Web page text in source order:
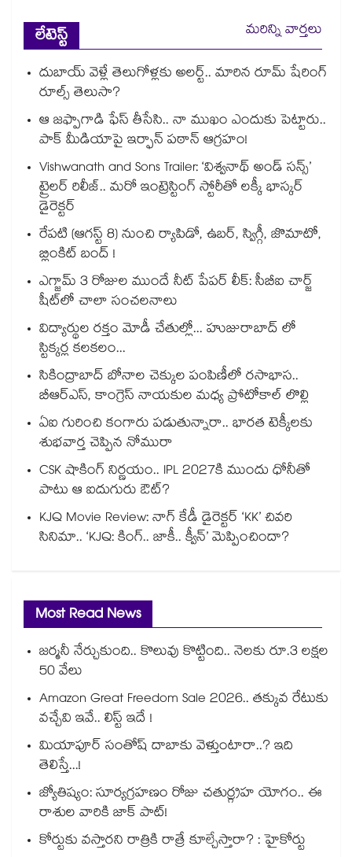
లేటెస్ట్
మరిన్ని వార్తలు
దుబాయ్ వెళ్లే తెలుగోళ్లకు అలర్ట్.. మారిన రూమ్ షేరింగ్‌
రూల్స్ తెలుసా?
ఆ జఫ్పాగాడి ఫేస్ తీసేసి.. నా ముఖం ఎందుకు పెట్టారు..
పాక్ మీడియాపై ఇర్ఫాన్ పఠాన్ ఆగ్రహం!
Vishwanath and Sons Trailer: ‘విశ్వనాథ్ అండ్ సన్స్’
ట్రైలర్ రిలీజ్.. మరో ఇంట్రెస్టింగ్ స్టోరీతో లక్కీ భాస్కర్
డైరెక్టర్
రేపటి (ఆగస్ట్ 8) నుంచి ర్యాపిడో, ఉబర్, స్విగ్గీ, జొమాటో,
బ్లింకిట్ బంద్ !
ఎగ్జామ్ 3 రోజుల ముందే నీట్ పేపర్ లీక్: సీబీఐ చార్జ్
షీట్‎లో చాలా సంచలనాలు
విద్యార్థుల రక్తం మోడీ చేతుల్లో... హుజురాబాద్ లో
స్టిక్కర్ల కలకలం...
సికింద్రాబాద్ బోనాల చెక్కుల పంపిణీలో రసాభాస..
బీఆర్ఎస్, కాంగ్రెస్ నాయకుల మధ్య ప్రోటోకాల్ లొల్లి
ఏఐ గురించి కంగారు పడుతున్నారా.. భారత టెక్కీలకు
శుభవార్త చెప్పిన నోమురా
CSK షాకింగ్ నిర్ణయం.. IPL 2027కి ముందు ధోనీతో
పాటు ఆ ఐదుగురు ఔట్?
KJQ Movie Review: నాగ్ కేడీ డైరెక్టర్ ‘KK’ చివరి
సినిమా.. ‘KJQ: కింగ్.. జాకీ.. క్వీన్’ మెప్పించిందా?
Most Read News
జర్మనీ నేర్చుకుంది.. కొలువు కొట్టింది.. నెలకు రూ.3 లక్షల
50 వేలు
Amazon Great Freedom Sale 2026.. తక్కువ రేటుకు
వచ్చేవి ఇవే.. లిస్ట్ ఇదే !
మియాపూర్ సంతోష్ దాబాకు వెళ్తుంటారా..? ఇది
తెలిస్తే...!
జ్యోతిష్యం: సూర్యగ్రహణం రోజు చతుర్గ్రహ యోగం.. ఈ
రాశుల వారికి జాక్ పాట్!
కోర్టుకు వస్తారని రాత్రికి రాత్రే కూల్చేస్తారా? : హైకోర్టు